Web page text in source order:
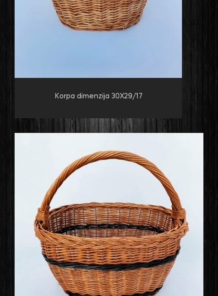
Korpa dimenzija 30X29/17